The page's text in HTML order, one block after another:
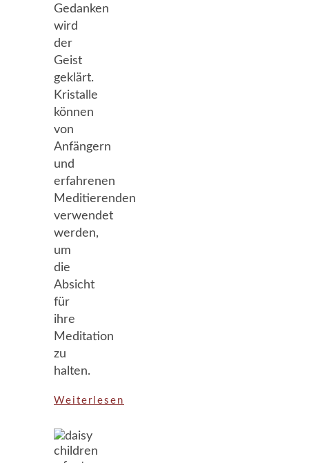
Gedanken
wird
der
Geist
geklärt.
Kristalle
können
von
Anfängern
und
erfahrenen
Meditierenden
verwendet
werden,
um
die
Absicht
für
ihre
Meditation
zu
halten.
Weiterlesen